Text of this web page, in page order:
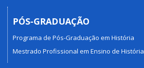
PÓS-GRADUAÇÃO
Programa de Pós-Graduação em História
Mestrado Profissional em Ensino de História